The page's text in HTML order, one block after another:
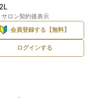
サロン契約後表示
会員登録する【無料】
ログインする